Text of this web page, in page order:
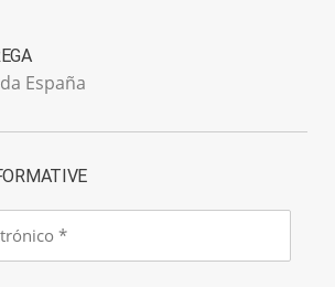
España